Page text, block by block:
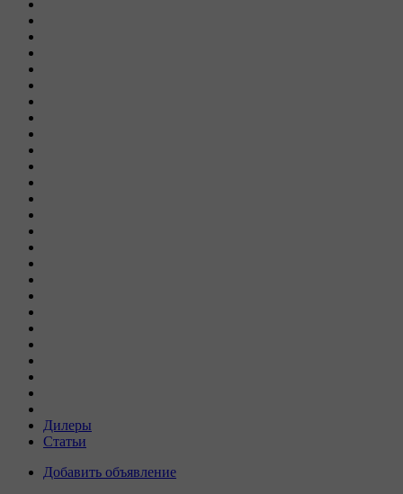
Дилеры
Статьи
Добавить объявление